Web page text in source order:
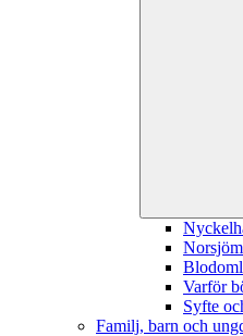
Varför
Syfte
Familj, barn och